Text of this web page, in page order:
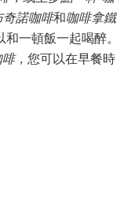
奇諾咖啡和咖啡拿鐵
一頓飯一起喝醉。
， 您可以在早餐時